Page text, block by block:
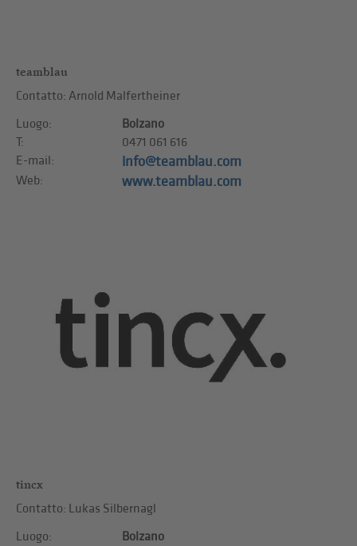
teamblau
Contatto: Arnold Malfertheiner
Luogo:
Bolzano
T:
0471 061 616
E-mail:
info@teamblau.com
Web: www.teamblau.com
tincx
Contatto: Lukas Silbernagl
Luogo:
Bolzano